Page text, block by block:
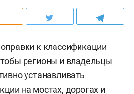
к классификации
регионы и владельцы
устанавливать
на мостах, дорогах и